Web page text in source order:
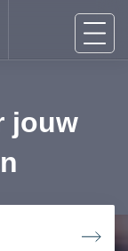
jouw